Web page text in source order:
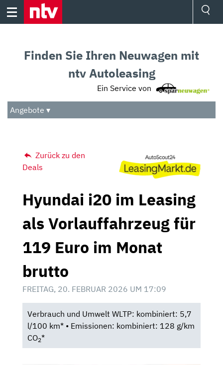
Skip
Audio
Das Beste
Finden Sie Ihren Neuwagen mit
ntv Autoleasing
Ein Service von
Angebote ▾
Zurück zu den
Deals
Hyundai i20 im Leasing
als Vorlauffahrzeug für
119 Euro im Monat
brutto
FREITAG, 20. FEBRUAR 2026 UM 17:09
Verbrauch und Umwelt WLTP: kombiniert: 5,7
l/100 km* • Emissionen: kombiniert: 128 g/km
CO2*